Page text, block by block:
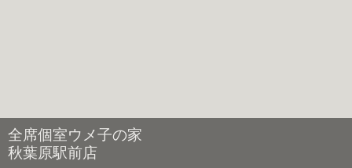
全席個室ウメ子の家
秋葉原駅前店